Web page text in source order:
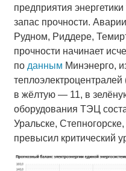
предприятия
запас прочности.
Рудном, Риддере,
прочности начинает
по данным Минэнерго,
в жёлтую — 11, в
оборудования ТЭЦ
Уральске,
превысил критический